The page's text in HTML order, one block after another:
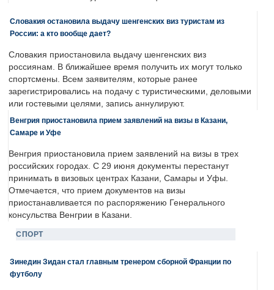
Словакия остановила выдачу шенгенских виз туристам из
России: а кто вообще дает?
Словакия приостановила выдачу шенгенских виз
россиянам. В ближайшее время получить их могут только
спортсмены. Всем заявителям, которые ранее
зарегистрировались на подачу с туристическими, деловыми
или гостевыми целями, запись аннулируют.
Венгрия приостановила прием заявлений на визы в Казани,
Самаре и Уфе
Венгрия приостановила прием заявлений на визы в трех
российских городах. С 29 июня документы перестанут
принимать в визовых центрах Казани, Самары и Уфы.
Отмечается, что прием документов на визы
приостанавливается по распоряжению Генерального
консульства Венгрии в Казани.
СПОРТ
Зинедин Зидан стал главным тренером сборной Франции по
футболу